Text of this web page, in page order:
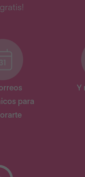
para
Y